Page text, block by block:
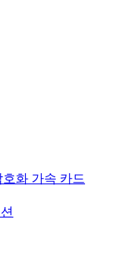
화 가속 카드